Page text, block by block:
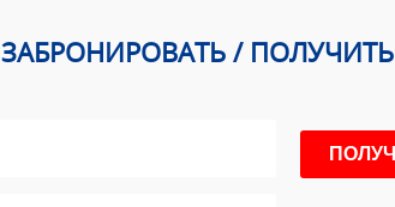
ЗАБРОНИРОВАТЬ /